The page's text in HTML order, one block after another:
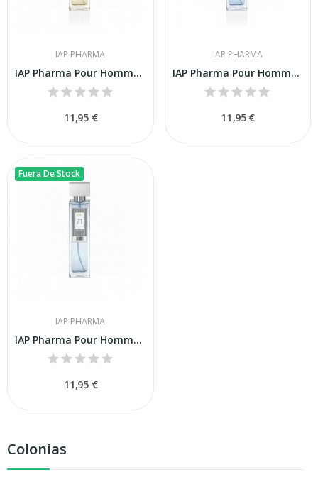
Colonias
IAP PHARMA
IAP Pharma Pour Homme Nº 53 150 ml
11,95 €
IAP PHARMA
IAP Pharma Pour Homme Nº 66 150 ml
11,95 €
Fuera De Stock
IAP PHARMA
IAP Pharma Pour Homme Nº 71 150 ml
11,95 €